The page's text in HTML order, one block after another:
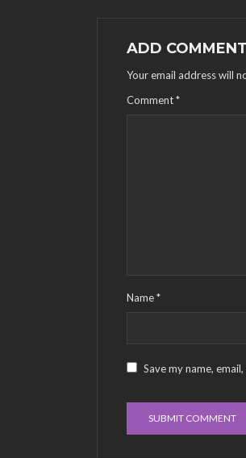
ADD COMMENT
Your email address will
Comment*
Name*
Save my name,